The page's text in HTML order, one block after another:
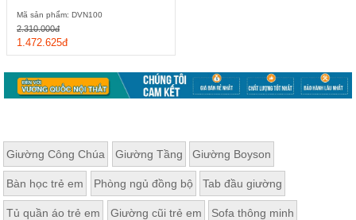
Phòng
Ngủ
Giường
áo, bàn
trang
Thất
Phòng
Ăn
Bàn
Mã sản phẩm: DVN100
1.472.625đ
2.310.000đ
Giường Công Chúa Giường Tầng Giường Boyson
Bàn học trẻ em Phòng ngủ đồng bộ Tab đầu giường
Tủ quần áo trẻ em Giường cũi trẻ em Sofa thông minh